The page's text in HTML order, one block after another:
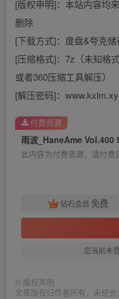
[版权申明]：本站内容均
删除
[下载方式]：度盘&夸克
[压缩格式]：7z（未知格
或者360压缩工具解压）
[解压密码]：
雨波_HaneAme
此内容为付费资源，请付费
钻石会员 免费
您当前未
付费资源
© 版权声明
文章版权归作者所有，未经允